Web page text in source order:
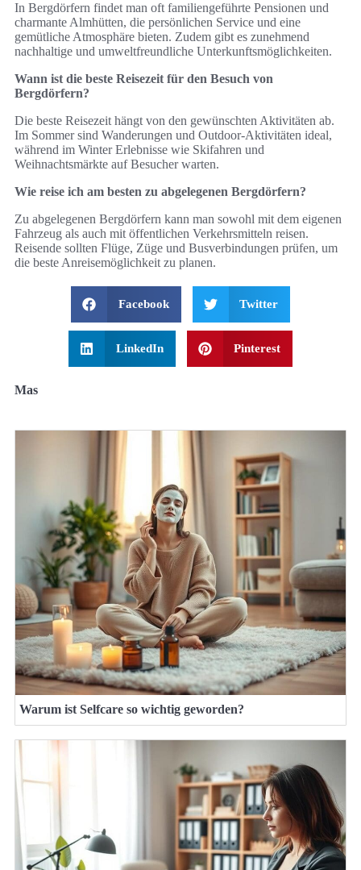
In Bergdörfern findet man oft familiengeführte Pensionen und
charmante Almhütten, die persönlichen Service und eine
gemütliche Atmosphäre bieten. Zudem gibt es zunehmend
nachhaltige und umweltfreundliche Unterkunftsmöglichkeiten.
Wann ist die beste Reisezeit für den Besuch von
Bergdörfern?
Die beste Reisezeit hängt von den gewünschten Aktivitäten ab.
Im Sommer sind Wanderungen und Outdoor-Aktivitäten ideal,
während im Winter Erlebnisse wie Skifahren und
Weihnachtsmärkte auf Besucher warten.
Wie reise ich am besten zu abgelegenen Bergdörfern?
Zu abgelegenen Bergdörfern kann man sowohl mit dem eigenen
Fahrzeug als auch mit öffentlichen Verkehrsmitteln reisen.
Reisende sollten Flüge, Züge und Busverbindungen prüfen, um
die beste Anreisemöglichkeit zu planen.
Facebook Twitter
LinkedIn Pinterest
Mas
Warum ist Selfcare so wichtig geworden?